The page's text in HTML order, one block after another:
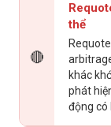
🔴
thể
khác
phát
động có